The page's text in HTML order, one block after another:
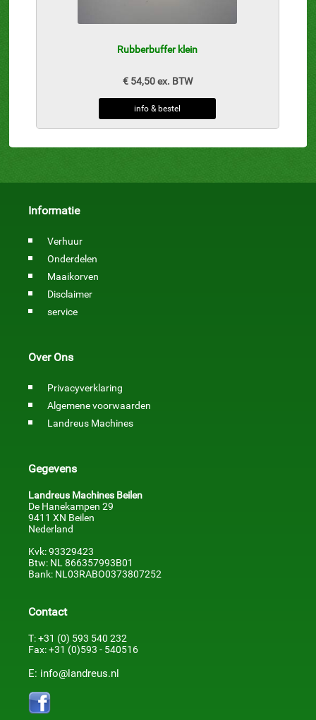
Rubberbuffer klein
€ 54,50 ex. BTW
info & bestel
Informatie
Verhuur
Onderdelen
Maaikorven
Disclaimer
service
Over Ons
Privacyverklaring
Algemene voorwaarden
Landreus Machines
Gegevens
Landreus Machines Beilen
De Hanekampen 29
9411 XN Beilen
Nederland
Kvk: 93329423
Btw: NL 866357993B01
Bank: NL03RABO0373807252
Contact
T: +31 (0) 593 540 232
Fax: +31 (0)593 - 540516
E: info@landreus.nl